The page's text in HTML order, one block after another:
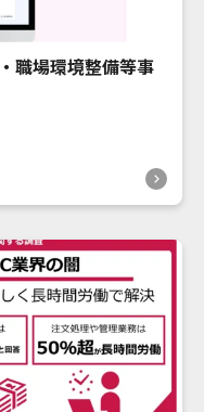
職場環境整備等事